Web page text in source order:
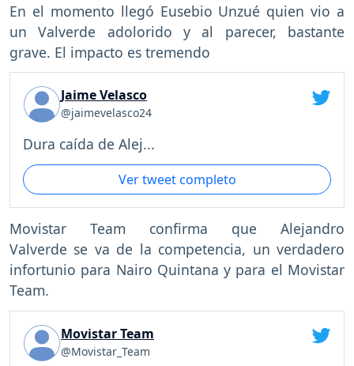
En el momento llegó Eusebio Unzué quien vio a
un Valverde adolorido y al parecer, bastante
grave. El impacto es tremendo
Jaime Velasco
@jaimevelasco24
Dura caída de Alej...
Ver tweet completo
Movistar Team confirma que Alejandro
Valverde se va de la competencia, un verdadero
infortunio para Nairo Quintana y para el Movistar
Team.
Movistar Team
@Movistar_Team